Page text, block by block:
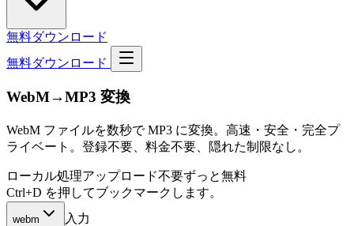
無料ダウンロード
無料ダウンロード
WebM→MP3 変換
WebM ファイルを数秒で MP3 に変換。高速・安全・完全プ
ライベート。登録不要、料金不要、隠れた制限なし。
ローカル処理アップロード不要ずっと無料
Ctrl+D を押してブックマークします。
webm 入力